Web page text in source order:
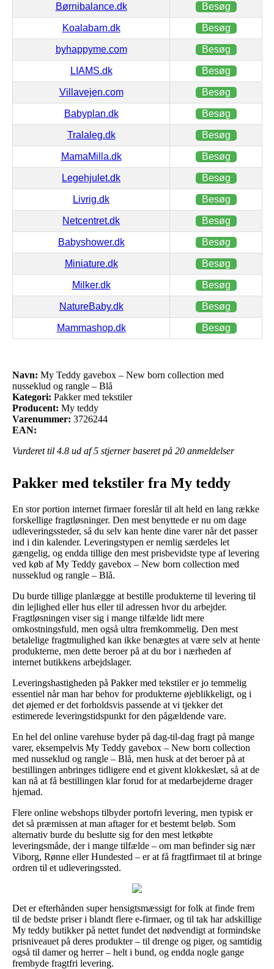
Børnibalance.dk Besøg
Koalabarn.dk Besøg
byhappyme.com Besøg
LIAMS.dk Besøg
Villavejen.com Besøg
Babyplan.dk Besøg
Tralaleg.dk Besøg
MamaMilla.dk Besøg
Legehjulet.dk Besøg
Livrig.dk Besøg
Netcentret.dk Besøg
Babyshower.dk Besøg
Miniature.dk Besøg
Milker.dk Besøg
NatureBaby.dk Besøg
Mammashop.dk Besøg
Navn: My Teddy gavebox – New born collection med
nusseklud og rangle – Blå
Kategori: Pakker med tekstiler
Producent: My teddy
Varenummer: 3726244
EAN:
Vurderet til 4.8 ud af 5 stjerner baseret på 20 anmeldelser
Pakker med tekstiler fra My teddy
En stor portion internet firmaer foreslår til alt held en lang række
forskellige fragtløsninger. Den mest benyttede er nu om dage
udleveringssteder, så du selv kan hente dine varer når det passer
ind i din kalender. Leveringstypen er nemlig særdeles let
gængelig, og endda tillige den mest prisbevidste type af levering
ved køb af My Teddy gavebox – New born collection med
nusseklud og rangle – Blå.
Du burde tillige planlægge at bestille produkterne til levering til
din lejlighed eller hus eller til adressen hvor du arbejder.
Fragtløsningen viser sig i mange tilfælde lidt mere
omkostningsfuld, men også ultra fremkommelig. Den mest
betalelige fragtmulighed kan ikke benægtes at være selv at hente
produkterne, men dette beroer på at du bor i nærheden af
internet butikkens arbejdslager.
Leveringshastigheden på Pakker med tekstiler er jo temmelig
essentiel når man har behov for produkterne øjeblikkeligt, og i
det øjemed er det forholdsvis passende at vi tjekker det
estimerede leveringstidspunkt for den pågældende vare.
En hel del online varehuse byder på dag-til-dag fragt på mange
varer, eksempelvis My Teddy gavebox – New born collection
med nusseklud og rangle – Blå, men husk at det beroer på at
bestillingen anbringes tidligere end et givent klokkeslæt, så at de
kan nå at få bestillingen klar forud for at medarbejderne drager
hjemad.
Flere online webshops tilbyder portofri levering, men typisk er
det så præmissen at man aftager for et bestemt beløb. Som
alternativ burde du beslutte sig for den mest letkøbte
leveringsmåde, der i mange tilfælde – om man befinder sig nær
Viborg, Rønne eller Hundested – er at få fragtfirmaet til at bringe
ordren til et udleveringssted.
Det er efterhånden super hensigtsmæssigt for folk at finde frem
til de bedste priser i blandt flere e-firmaer, og til tak har adskillige
My teddy butikker på nettet fundet det nødvendigt at formindske
prisniveauet på deres produkter – til drenge og piger, og samtidig
også til damer og herrer – helt i bund, og endda nogle gange
frembyde fragtfri levering.